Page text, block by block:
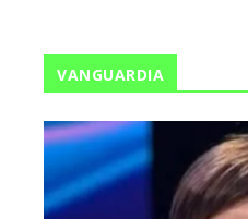
VANGUARDIA